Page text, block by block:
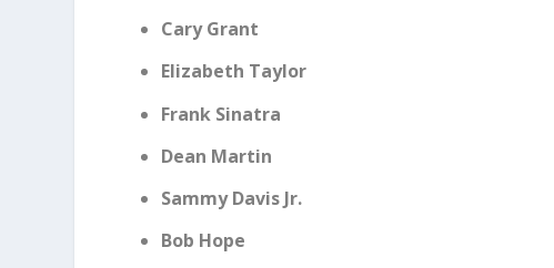
Cary Grant
Elizabeth Taylor
Frank Sinatra
Dean Martin
Sammy Davis Jr.
Bob Hope